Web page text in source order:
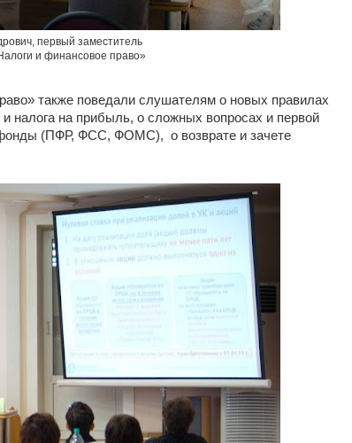
первый заместитель
и финансовое право»
также поведали слушателям о новых правилах
налога на прибыль, о сложных вопросах и первой
фонды (ПФР, ФСС, ФОМС), о возврате и зачете